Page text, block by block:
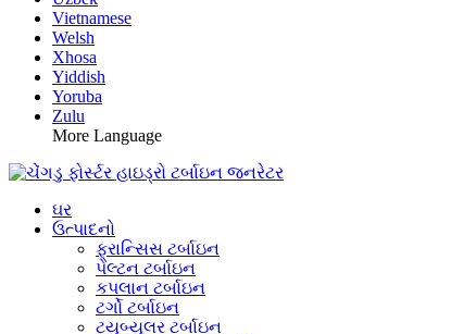
Vietnamese
Welsh
Xhosa
Yiddish
Yoruba
Zulu
More Language
ઘર
ઉત્પાદનો
ફ્રાન્સિસ ટર્બાઇન
પેલ્ટન ટર્બાઇન
કપલાન ટર્બાઇન
ટર્ગો ટર્બાઇન
ટ્યુબ્યુલર ટર્બાઇન